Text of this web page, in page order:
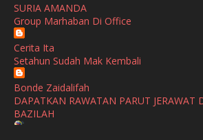
November
October
August
July
SHALIMAR YUSOF
Selamat Maju Jaya Untuk Puan Intan
Show All
SURIA AMANDA
Group Marhaban Di Office
Cerita Ita
Setahun Sudah Mak Kembali
Bonde Zaidalifah
DAPATKAN RAWATAN PARUT JERAWAT
BAZILAH